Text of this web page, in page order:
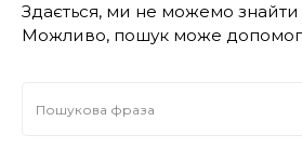
Здається, ми не можемо
Можливо, пошук може